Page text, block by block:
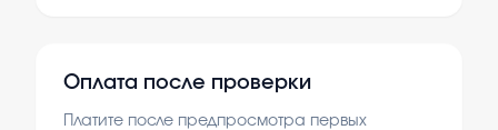
Оплата после проверки
Платите после предпросмотра первых